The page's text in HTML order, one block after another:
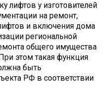
лифтов у изготовителей
на ремонт,
и включения дома
региональной
общего имущества
этом такая функция
быть
РФ в соответствии